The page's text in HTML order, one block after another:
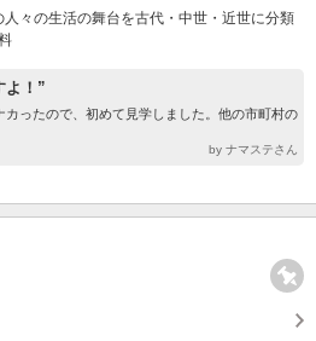
々の生活の舞台を古代・中世・近世に分類
よ！”
ったので、初めて見学しました。他の市町村の
by ナマステさん